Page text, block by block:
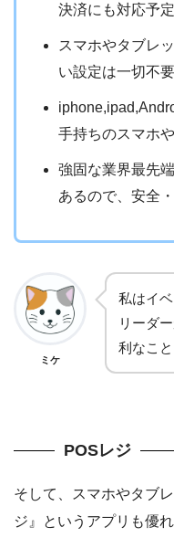
決済にも対応予定
スマホやタブレ
い設定は一切不
手持ちのスマホ
強固な業界最先
あるので、安全
ミケ
私はイ
リーダ
利なこ
POSレジ
そして、スマホやタブ
ジ』というアプリも優れ